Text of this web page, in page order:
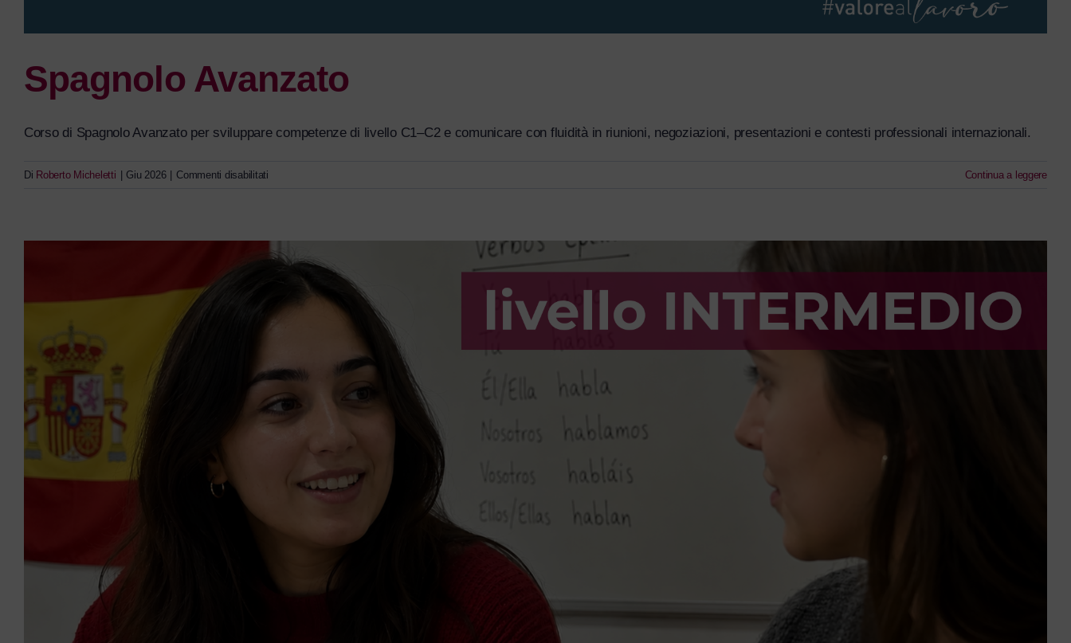
Spagnolo Avanzato
Corso di Spagnolo Avanzato per sviluppare competenze di livello C1–C2 e comunicare con fluidità in riunioni, negoziazioni, presentazioni e contesti professionali internazionali.
Di Roberto Micheletti | Giu 2026 | Commenti disabilitatisu
Continua a leggere